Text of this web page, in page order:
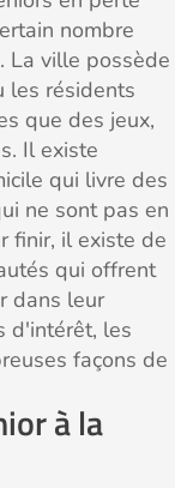
nombre
La ville possède
les résidents
que des jeux,
Il existe
qui livre des
ne sont pas en
finir, il existe de
qui offrent
dans leur
d'intérêt, les
façons de
à la